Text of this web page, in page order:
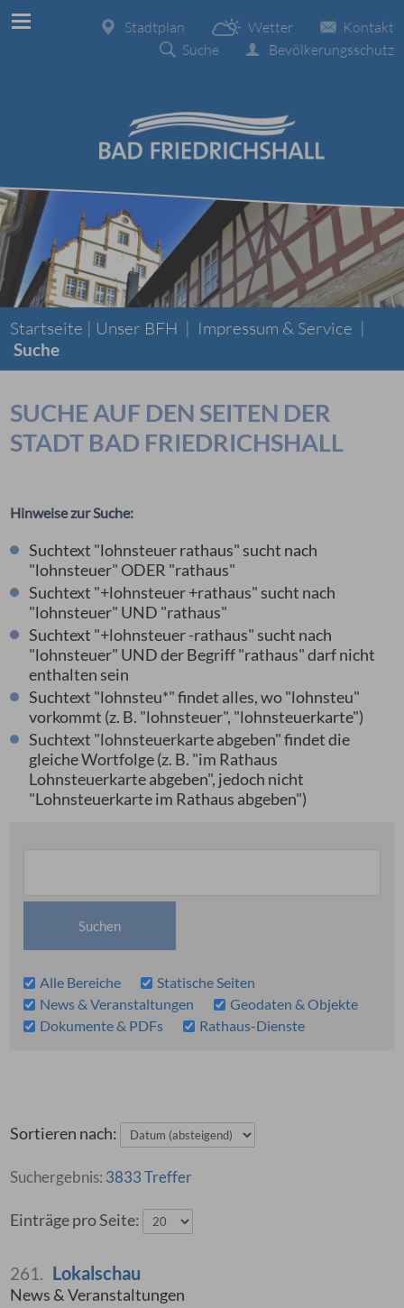
Kontakt
Wetter
Stadtplan
Bevölkerungsschutz
Suche
Startseite | Unser BFH | Impressum & Service |
Suche
SUCHE AUF DEN SEITEN DER
STADT BAD FRIEDRICHSHALL
Hinweise zur Suche:
Suchtext "lohnsteuer rathaus" sucht nach
"lohnsteuer" ODER "rathaus"
Suchtext "+lohnsteuer +rathaus" sucht nach
"lohnsteuer" UND "rathaus"
Suchtext "+lohnsteuer -rathaus" sucht nach
"lohnsteuer" UND der Begriff "rathaus" darf nicht
enthalten sein
Suchtext "lohnsteu*" findet alles, wo "lohnsteu"
vorkommt (z. B. "lohnsteuer", "lohnsteuerkarte")
Suchtext "lohnsteuerkarte abgeben" findet die
gleiche Wortfolge (z. B. "im Rathaus
Lohnsteuerkarte abgeben", jedoch nicht
"Lohnsteuerkarte im Rathaus abgeben")
Alle Bereiche
Statische Seiten
News & Veranstaltungen
Geodaten & Objekte
Dokumente & PDFs
Rathaus-Dienste
Sortieren nach:
3833 Treffer
Einträge pro Seite:
261. Lokalschau
News & Veranstaltungen